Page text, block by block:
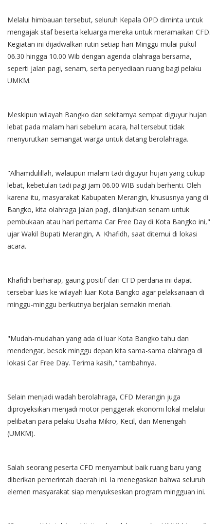
Melalui himbauan tersebut, seluruh Kepala OPD diminta untuk
mengajak staf beserta keluarga mereka untuk meramaikan CFD.
Kegiatan ini dijadwalkan rutin setiap hari Minggu mulai pukul
06.30 hingga 10.00 Wib dengan agenda olahraga bersama,
seperti jalan pagi, senam, serta penyediaan ruang bagi pelaku
UMKM.
Meskipun wilayah Bangko dan sekitarnya sempat diguyur hujan
lebat pada malam hari sebelum acara, hal tersebut tidak
menyurutkan semangat warga untuk datang berolahraga.
"Alhamdulillah, walaupun malam tadi diguyur hujan yang cukup
lebat, kebetulan tadi pagi jam 06.00 WIB sudah berhenti. Oleh
karena itu, masyarakat Kabupaten Merangin, khususnya yang di
Bangko, kita olahraga jalan pagi, dilanjutkan senam untuk
pembukaan atau hari pertama Car Free Day di Kota Bangko ini,"
ujar Wakil Bupati Merangin, A. Khafidh, saat ditemui di lokasi
acara.
Khafidh berharap, gaung positif dari CFD perdana ini dapat
tersebar luas ke wilayah luar Kota Bangko agar pelaksanaan di
minggu-minggu berikutnya berjalan semakin meriah.
"Mudah-mudahan yang ada di luar Kota Bangko tahu dan
mendengar, besok minggu depan kita sama-sama olahraga di
lokasi Car Free Day. Terima kasih," tambahnya.
Selain menjadi wadah berolahraga, CFD Merangin juga
diproyeksikan menjadi motor penggerak ekonomi lokal melalui
pelibatan para pelaku Usaha Mikro, Kecil, dan Menengah
(UMKM).
Salah seorang peserta CFD menyambut baik ruang baru yang
diberikan pemerintah daerah ini. Ia menegaskan bahwa seluruh
elemen masyarakat siap menyukseskan program mingguan ini.